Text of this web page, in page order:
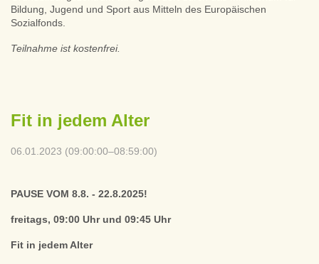
Bildung, Jugend und Sport aus Mitteln des Europäischen
Sozialfonds.
Teilnahme ist kostenfrei.
Fit in jedem Alter
06.01.2023 (09:00:00–08:59:00)
PAUSE VOM 8.8. - 22.8.2025!
freitags, 09:00 Uhr und 09:45 Uhr
Fit in jedem Alter